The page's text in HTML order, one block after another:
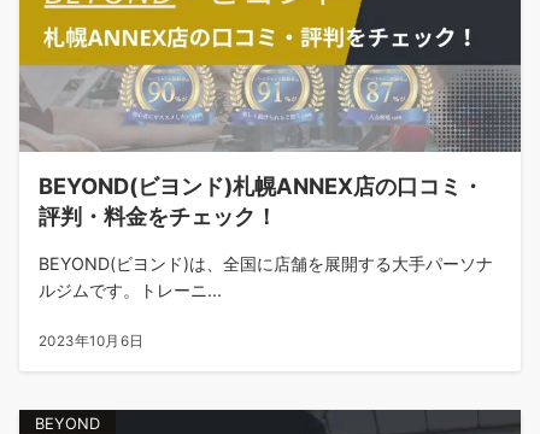
BEYOND(ビヨンド)札幌ANNEX店の口コミ・
評判・料金をチェック！
BEYOND(ビヨンド)は、全国に店舗を展開する大手パーソナ
ルジムです。トレーニ...
2023年10月6日
BEYOND